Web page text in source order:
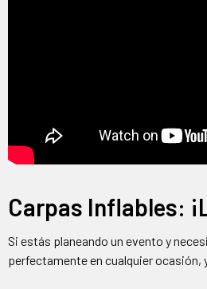
Carpas Inflables:
Si estás planeando un evento y
perfectamente en cualquier ocasión,